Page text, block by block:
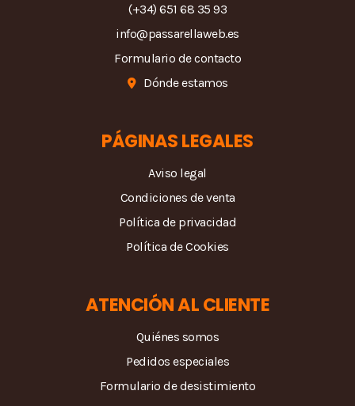
(+34) 651 68 35 93
info@passarellaweb.es
Formulario de contacto
Dónde estamos
PÁGINAS LEGALES
Aviso legal
Condiciones de venta
Política de privacidad
Política de Cookies
ATENCIÓN AL CLIENTE
Quiénes somos
Pedidos especiales
Formulario de desistimiento